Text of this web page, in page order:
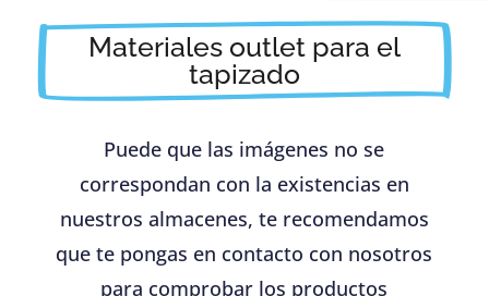
Materiales outlet para el
tapizado
Puede que las imágenes no se
correspondan con la existencias en
nuestros almacenes, te recomendamos
que te pongas en contacto con nosotros
para comprobar los productos